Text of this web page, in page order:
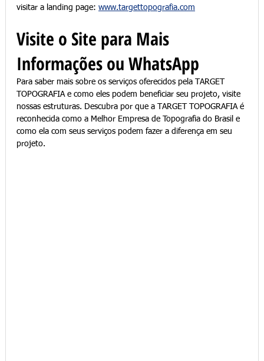
visitar a landing page: www.targettopografia.com
Visite o Site para Mais
Informações ou WhatsApp
Para saber mais sobre os serviços oferecidos pela TARGET
TOPOGRAFIA e como eles podem beneficiar seu projeto, visite
nossas estruturas. Descubra por que a TARGET TOPOGRAFIA é
reconhecida como a Melhor Empresa de Topografia do Brasil e
como ela com seus serviços podem fazer a diferença em seu
projeto.